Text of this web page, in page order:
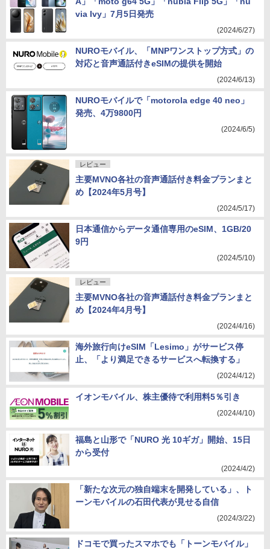
via Ivy」7月5日発売
(2024/6/27)
NUROモバイル、「MNPワンストップ方式」の
対応と音声通話付きeSIMの提供を開始
(2024/6/13)
NUROモバイルで「motorola edge 40 neo」
発売、4万9800円
(2024/6/5)
レビュー
主要MVNO各社の音声通話付き料金プランまと
め【2024年5月号】
(2024/5/17)
日本通信からデータ通信専用のeSIM、1GB/20
9円
(2024/5/10)
レビュー
主要MVNO各社の音声通話付き料金プランまと
め【2024年4月号】
(2024/4/16)
海外旅行向けeSIM「Lesimo」がサービス停
止、「より満足できるサービスへ転換する」
(2024/4/12)
イオンモバイル、株主優待で利用料5％引き
(2024/4/10)
福島と山形で「NURO 光 10ギガ」開始、15日
から受付
(2024/4/2)
「新たな次元の独自端末を開発している」、ト
ーンモバイルの石田代表が見せる自信
(2024/3/22)
ドコモで買ったスマホでも「トーンモバイル」